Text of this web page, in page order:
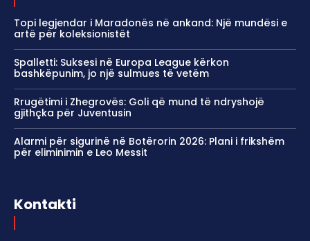
Topi legjendar i Maradonës në ankand: Një mundësi e
artë për koleksionistët
Spalletti: Suksesi në Europa League kërkon
bashkëpunim, jo një sulmues të vetëm
Rrugëtimi i Zhegrovës: Goli që mund të ndryshojë
gjithçka për Juventusin
Alarmi për sigurinë në Botërorin 2026: Plani i frikshëm
për eliminimin e Leo Messit
Kontakti